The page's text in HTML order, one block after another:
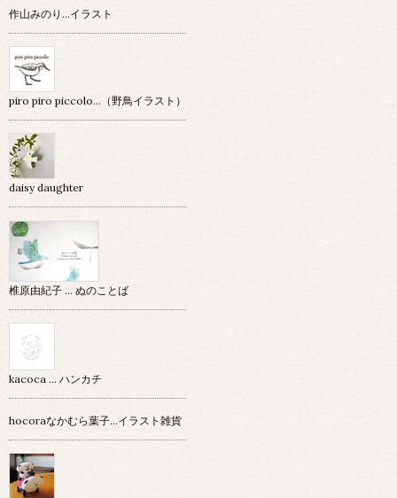
作山みのり…イラスト
piro piro piccolo…（野鳥イラスト）
daisy daughter
椎原由紀子 ... ぬのことば
kacoca ... ハンカチ
hocoraなかむら葉子…イラスト雑貨